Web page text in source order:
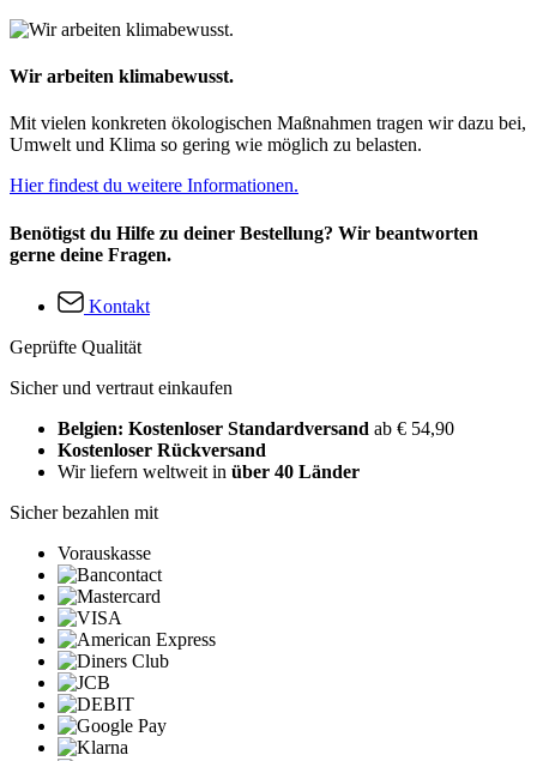
Wir arbeiten klimabewusst.
Mit vielen konkreten ökologischen Maßnahmen tragen wir dazu bei,
Umwelt und Klima so gering wie möglich zu belasten.
Hier findest du weitere Informationen.
Benötigst du Hilfe zu deiner Bestellung? Wir beantworten
gerne deine Fragen.
Kontakt
Geprüfte Qualität
Sicher und vertraut einkaufen
Belgien: Kostenloser Standardversand ab € 54,90
Kostenloser Rückversand
Wir liefern weltweit in über 40 Länder
Sicher bezahlen mit
Vorauskasse